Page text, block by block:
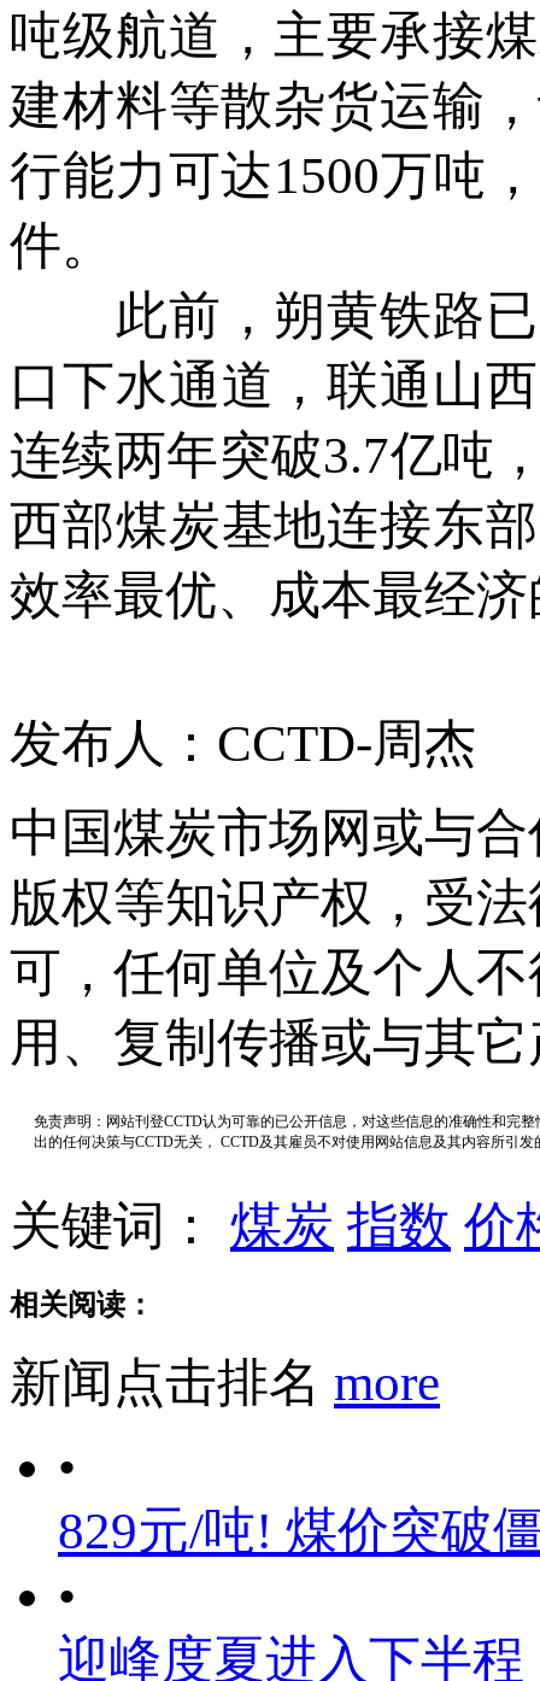
吨级航道，主要承接
建材料等散杂货运输
行能力可达1500万吨
件。
此前，朔黄铁路已
口下水通道，联通山
连续两年突破3.7亿吨
西部煤炭基地连接东
效率最优、成本最经
发布人：CCTD-周杰
中国煤炭市场网或与
版权等知识产权，受
可，任何单位及个人
用、复制传播或与其
免责声明：网站刊登CCTD认为可靠的已公开信息，对这些信息的准确性和完
出的任何决策与CCTD无关， CCTD及其雇员不对使用网站信息及其内容所引
关键词： 煤炭 指数 价
相关阅读：
新闻点击排名 more
•
829元/吨! 煤价突破
•
迎峰度夏进入下半